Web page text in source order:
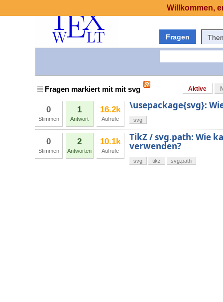
Fragen
Fragen markiert mit mit svg Aktive
0
Stimmen
1
Antwort
16.2k
Aufrufe
\usepackage{svg}:
svg
0
Stimmen
2
Antworten
10.1k
Aufrufe
TikZ / svg.path: Wie
verwenden?
svg tikz svg.path
Willkommen,